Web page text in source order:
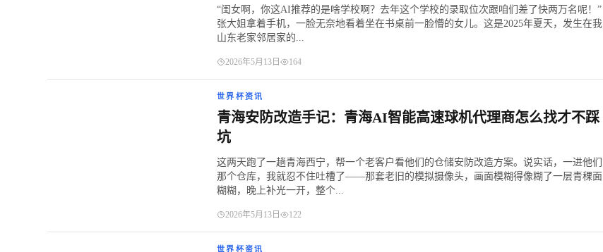
“闺女啊，你这AI推荐的是啥学校啊？去年这个学校的录取位次跟咱们差了快两万名呢！”
张大姐拿着手机，一脸无奈地看着坐在书桌前一脸懵的女儿。这是2025年夏天，发生在我
山东老家邻居家的...
2026年5月13日 164
世界杯资讯
青海安防改造手记：青海AI智能高速球机代理商怎么找才不踩
坑
这两天跑了一趟青海西宁，帮一个老客户看他们的仓储安防改造方案。说实话，一进他们
那个仓库，我就忍不住吐槽了——那套老旧的模拟摄像头，画面模糊得像糊了一层青稞面
糊糊，晚上补光一开，整个...
2026年5月13日 122
世界杯资讯